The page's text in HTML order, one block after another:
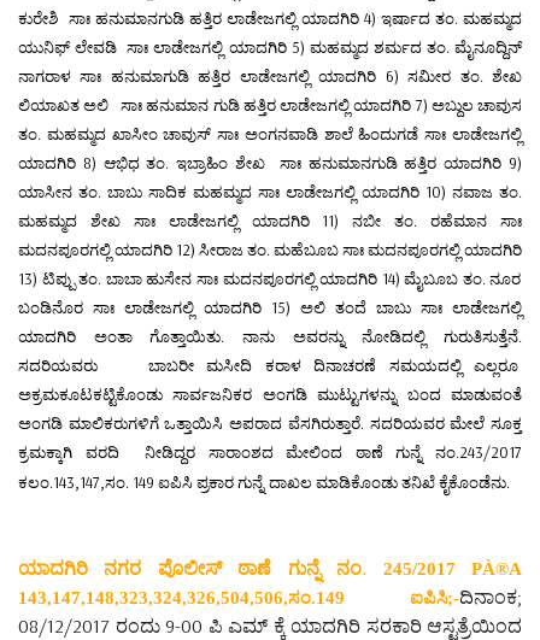
ಕುರೇಶಿ ಸಾಃ ಹನುಮಾನಗುಡಿ ಹತ್ತಿರ ಲಾಡೇಜಗಲ್ಲಿ ಯಾದಗಿರಿ 4) ಇರ್ಷಾದ ತಂ. ಮಹಮ್ಮದ
ಯುನಿಫ್ ಲೇವಡಿ ಸಾಃ ಲಾಡೇಜಗಲ್ಲಿ ಯಾದಗಿರಿ5) ಮಹಮ್ಮದ ಶರ್ಮದ ತಂ.ಮೈನೂದ್ದಿನ್
ನಾಗರಾಳ ಸಾಃ ಹನುಮಾಗುಡಿ ಹತ್ತಿರ ಲಾಡೇಜಗಲ್ಲಿ ಯಾದಗಿರಿ 6)ಸಮೀರ ತಂ.ಶೇಖ
ಲಿಯಾಖತ ಅಲಿ
ಸಾಃ ಹನುಮಾನ ಗುಡಿ ಹತ್ತಿರ ಲಾಡೇಜಗಲ್ಲಿ ಯಾದಗಿರಿ 7) ಅಬ್ದುಲ ಚಾವುಸ
ತಂ. ಮಹಮ್ಮದ ಖಾಸೀಂ ಚಾವುಸ್ ಸಾಃ ಅಂಗನವಾಡಿ ಶಾಲೆ ಹಿಂದುಗಡೆ ಸಾಃ ಲಾಡೇಜಗಲ್ಲಿ
ಯಾದಗಿರಿ 8) ಆಭಿಧ ತಂ.ಇಬ್ರಾಹಿಂ ಶೇಖ ಸಾಃ ಹನುಮಾನಗುಡಿ ಹತ್ತಿರ ಯಾದಗಿರಿ 9)
ಯಾಸೀನ ತಂ. ಬಾಬು ಸಾದಿಕ ಮಹಮ್ಮದ ಸಾಃ ಲಾಡೇಜಗಲ್ಲಿ ಯಾದಗಿರಿ 10) ನವಾಜ ತಂ.
ಮಹಮ್ಮದ ಶೇಖ ಸಾಃ ಲಾಡೇಜಗಲ್ಲಿ ಯಾದಗಿರಿ11)ನಬೀ ತಂ.ರಹೆಮಾನ ಸಾಃ
ಮದನಪೂರಗಲ್ಲಿ ಯಾದಗಿರಿ 12) ಸೀರಾಜ ತಂ. ಮಹೆಬೂಬ ಸಾಃ ಮದನಪೂರಗಲ್ಲಿ ಯಾದಗಿರಿ
13) ಟಿಪ್ಪು ತಂ. ಬಾಬಾ ಹುಸೇನ ಸಾಃ ಮದನಪೂರಗಲ್ಲಿ ಯಾದಗಿರಿ 14)ಮೈಬೂಬ ತಂ.ನೂರ
ಬಂಡಿನೊರ ಸಾಃ ಲಾಡೇಜಗಲ್ಲಿ ಯಾದಗಿರಿ 15) ಅಲಿ ತಂದೆ ಬಾಬು ಸಾಃ ಲಾಡೇಜಗಲ್ಲಿ
ಯಾದಗಿರಿ ಅಂತಾ ಗೊತ್ತಾಯಿತು.ನಾನು ಅವರನ್ನು ನೋಡಿದಲ್ಲಿ ಗುರುತಿಸುತ್ತೆನೆ.
ಸದರಿಯವರು
ಬಾಬರೀ ಮಸೀದಿ ಕರಾಳ ದಿನಾಚರಣೆ ಸಮಯದಲ್ಲಿ ಎಲ್ಲರೂ
ಅಕ್ರಮಕೂಟಕಟ್ಟಿಕೊಂಡು ಸಾರ್ವಜನಿಕರ ಅಂಗಡಿ ಮುಟ್ಟುಗಳನ್ನು ಬಂದ ಮಾಡುವಂತೆ
ಅಂಗಡಿ ಮಾಲಿಕರುಗಳಿಗೆ ಒತ್ತಾಯಿಸಿ ಅಪರಾದ ವೆಸಗಿರುತ್ತಾರೆ. ಸದರಿಯವರ ಮೇಲೆ ಸೂಕ್ತ
ಕ್ರಮಕ್ಕಾಗಿ ವರದಿ
ನೀಡಿದ್ದರ ಸಾರಾಂಶದ ಮೇಲಿಂದ ಠಾಣೆ ಗುನ್ನೆ ನಂ.243/2017
ಕಲಂ.143,147, ಸಂ. 149ಐಪಿಸಿ ಪ್ರಕಾರ ಗುನ್ನೆ ದಾಖಲ ಮಾಡಿಕೊಂಡು ತನಿಖೆ ಕೈಕೊಂಡೆನು.
ಯಾದಗಿರಿ ನಗರ ಪೊಲೀಸ್ ಠಾಣೆ ಗುನ್ನೆ ನಂ.
245/2017 PÀ®A
143,147,148,323,324,326,504,506,ಸಂ.149 ಐಪಿಸಿ;-ದಿನಾಂಕ;
08/12/2017 ರಂದು 9-00 ಪಿ ಎಮ್ ಕ್ಕೆ ಯಾದಗಿರಿ ಸರಕಾರಿ ಆಸ್ಟತ್ರೆಯಿಂದ